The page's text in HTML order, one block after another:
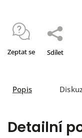
Zeptat se Sdílet
Popis
Detailní